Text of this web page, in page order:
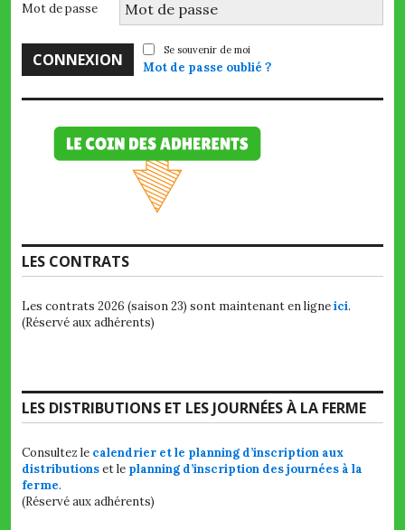
Mot de passe
Se souvenir de moi
Mot de passe oublié ?
LES CONTRATS
Les contrats 2026 (saison 23) sont maintenant en ligneici.
(Réservé aux adhérents)
LES DISTRIBUTIONS ET LES JOURNÉES À LA FERME
Consultez le calendrier et le planning d’inscription aux
distributionset le planning d’inscription des journées à la
ferme.
(Réservé aux adhérents)